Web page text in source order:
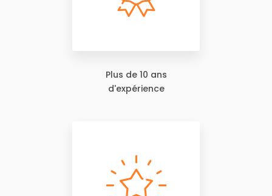
Plus de 10 ans
d'expérience